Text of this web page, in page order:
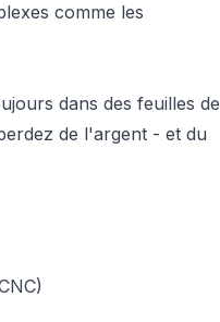
comme les
dans des feuilles de
de l'argent - et du